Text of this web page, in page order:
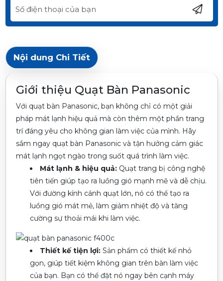
Nội dung Chi Tiết
Giới thiệu Quạt Bàn Panasonic
Với quạt bàn Panasonic, bạn không chỉ có một giải
pháp mát lạnh hiệu quả mà còn thêm một phần trang
trí đáng yêu cho không gian làm việc của mình. Hãy
sắm ngay quạt bàn Panasonic và tận hưởng cảm giác
mát lạnh ngọt ngào trong suốt quá trình làm việc.
Mát lạnh & hiệu quả:Quạt trang bị công nghệ
tiên tiến giúp tạo ra luồng gió mạnh mẽ và dễ chịu.
Với đường kính cánh quạt lớn, nó có thể tạo ra
luồng gió mát mẻ, làm giảm nhiệt độ và tăng
cường sự thoải mái khi làm việc.
Thiết kế tiện lợi:Sản phẩm có thiết kế nhỏ
gọn, giúp tiết kiệm không gian trên bàn làm việc
của bạn. Bạn có thể đặt nó ngay bên cạnh máy